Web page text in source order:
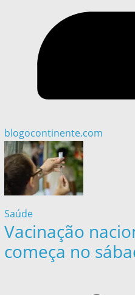
blogocontinente.com
Saúde
Vacinação
começa no